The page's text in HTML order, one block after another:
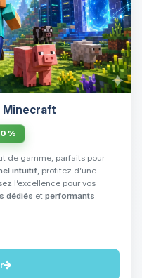
Minecraft
%
de gamme, parfaits pour
intuitif, profitez d’une
l’excellence pour vos
dédiés et performants.